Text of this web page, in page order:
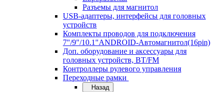
Разъемы для магнитол
USB-адаптеры, интерфейсы для головных
устройств
Комплекты проводов для подключения
7"/9"/10.1"ANDROID-Автомагнитол(16pin)
Доп. оборудование и аксессуары для
головных устройств, BT/FM
Контроллеры рулевого управления
Переходные рамки
Назад